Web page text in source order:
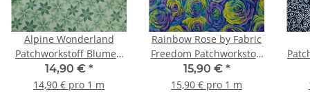
Alpine Wonderland
Patchworkstoff Blumen
mint
14,90 € *
14,90 € pro 1 m
Rainbow Rose by Fabric
Freedom Patchworkstoff
Rosen kiwi, lila
15,90 € *
15,90 € pro 1 m